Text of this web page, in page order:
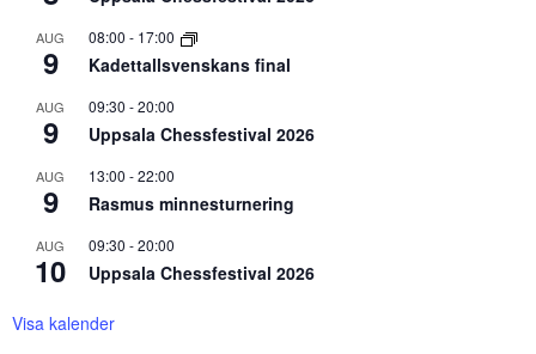
AUG
9
08:00 - 17:00
Kadettallsvenskans final
AUG
9
09:30 -20:00
Uppsala Chessfestival 2026
AUG
9
13:00 -22:00
Rasmus minnesturnering
AUG
10
09:30 -20:00
Uppsala Chessfestival 2026
Visa kalender